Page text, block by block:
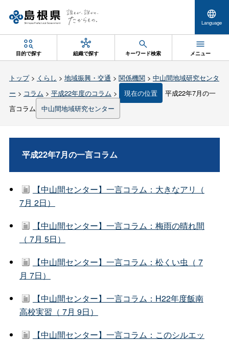
Language
目的で探す 組織で探す キーワード検索 メニュー
トップ> くらし > 地域振興・交通 > 関係機関> 中山間地域研究センタ
ー > コラム > 平成22年度のコラム > 現在の位置
平成22年7月の一
言コラム
中山間地域研究センター
平成22年7月の一言コラム
【中山間センター】一言コラム：大きなアリ（
7月 2日）
【中山間センター】一言コラム：梅雨の晴れ間
（ 7月 5日）
【中山間センター】一言コラム：松くい虫（ 7
月 7日）
【中山間センター】一言コラム：H22年度飯南
高校実習（ 7月 9日）
【中山間センター】一言コラム：このシルエッ